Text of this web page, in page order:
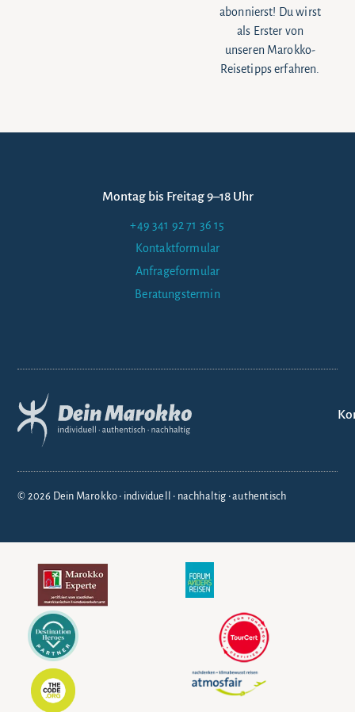
abonnierst! Du wirst
als Erster von
unseren Marokko-
Reisetipps erfahren.
Montag bis Freitag 9–18 Uhr
+49 341 92 71 36 15
Kontaktformular
Anfrageformular
Beratungstermin
© 2026 Dein Marokko • individuell • nachhaltig • authentisch